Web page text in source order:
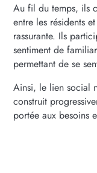
Au fil du temps, ils
entre les résidents
rassurante. Ils
sentiment de
permettant de se
Ainsi, le lien social
construit
portée aux besoins